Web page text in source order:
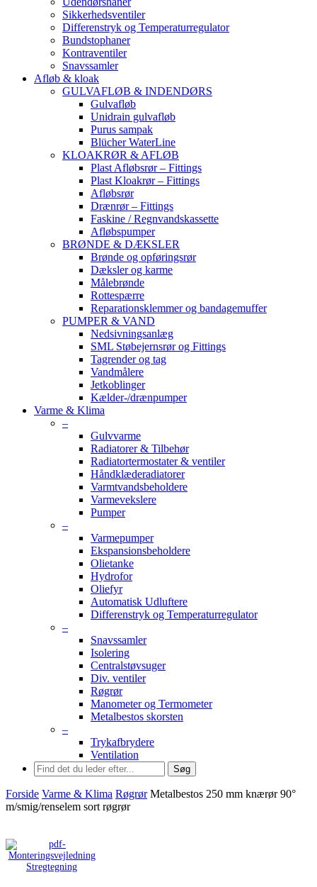
Sikkerhedsventiler
Differenstryk og Temperaturregulator
Bundstophaner
Kontraventiler
Snavssamler
Afløb & kloak
GULVAFLØB & INDENDØRS
Gulvafløb
Unidrain gulvafløb
Purus sampak
Blücher WaterLine
KLOAKRØR & AFLØB
Plast Afløbsrør – Fittings
Plast Kloakrør – Fittings
Afløbsrør
Drænrør – Fittings
Faskine / Regnvandskassette
Afløbspumper
BRØNDE & DÆKSLER
Brønde og opføringsrør
Dæksler og karme
Målebrønde
Rottespærre
Reparationsklemmer og bandagemuffer
PUMPER & VAND
Nedsivningsanlæg
SML Støbejernsrør og Fittings
Tagrender og tag
Vandmålere
Jetkoblinger
Kælder-/drænpumper
Varme & Klima
–
Gulvvarme
Radiatorer & Tilbehør
Radiatortermostater & ventiler
Håndklæderadiatorer
Varmtvandsbeholdere
Varmevekslere
Pumper
–
Varmepumper
Ekspansionsbeholdere
Olietanke
Hydrofor
Oliefyr
Automatisk Udluftere
Differenstryk og Temperaturregulator
–
Snavssamler
Isolering
Centralstøvsuger
Div. ventiler
Røgrør
Manometer og Termometer
Metalbestos skorsten
–
Trykafbrydere
Ventilation
Søg
Forside Varme & Klima Røgrør Metalbestos 250 mm knærør 90°
m/smig/renselem sort røgrør
Stregtegning